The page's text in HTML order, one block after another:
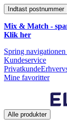
Indtast postnummer
Mix & Match -
Klik her
Spring
Kundeservice
Privatkunde
Mine favoritter
Alle produkter